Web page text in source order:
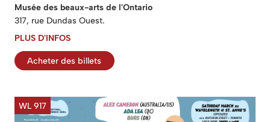
Musée des beaux-arts de l'Ontario
317, rue Dundas Ouest.
PLUS D'INFOS
Acheter des billets
WL 917